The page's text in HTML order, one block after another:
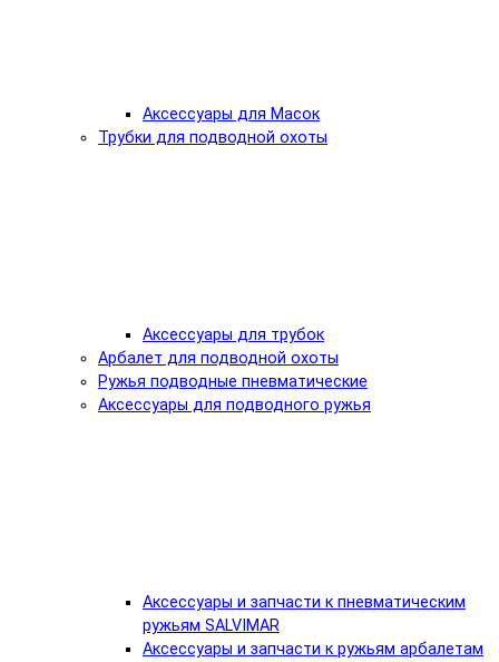
Аксессуары для Масок
Трубки для подводной охоты
Аксессуары для трубок
Арбалет для подводной охоты
Ружья подводные пневматические
Аксессуары для подводного ружья
Аксессуары и запчасти к пневматическим
ружьям SALVIMAR
Аксессуары и запчасти к ружьям арбалетам